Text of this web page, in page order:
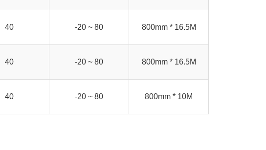
40 -20 ~ 80 800mm * 16.5M
40 -20 ~ 80 800mm * 16.5M
40 -20 ~ 80 800mm * 10M